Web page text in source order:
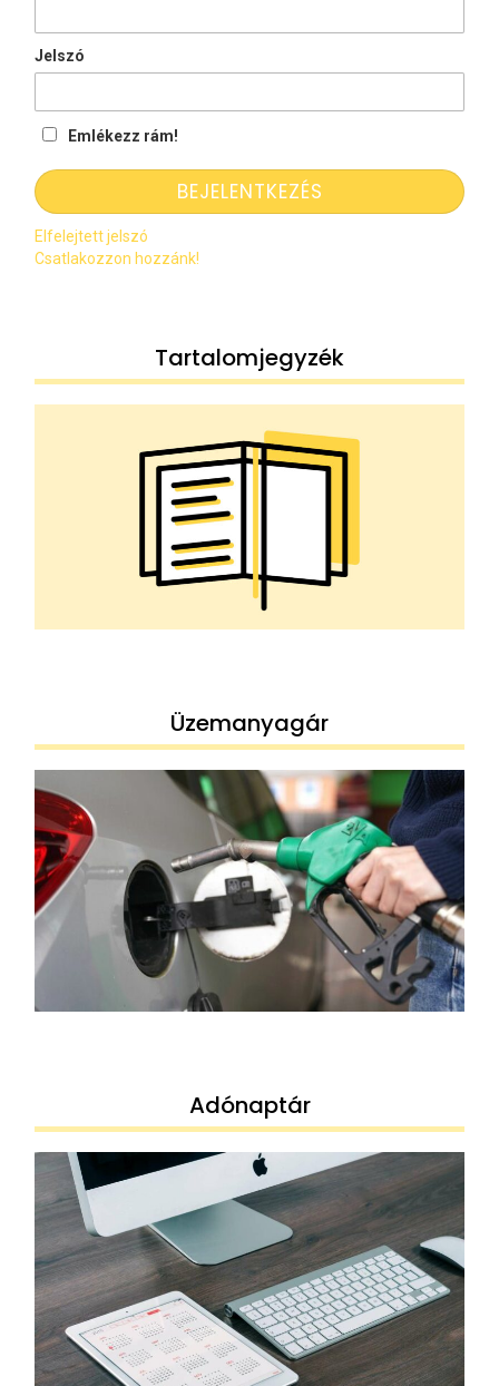
Jelszó
Emlékezz rám!
Elfelejtett jelszó
Csatlakozzon hozzánk!
Tartalomjegyzék
Üzemanyagár
Adónaptár